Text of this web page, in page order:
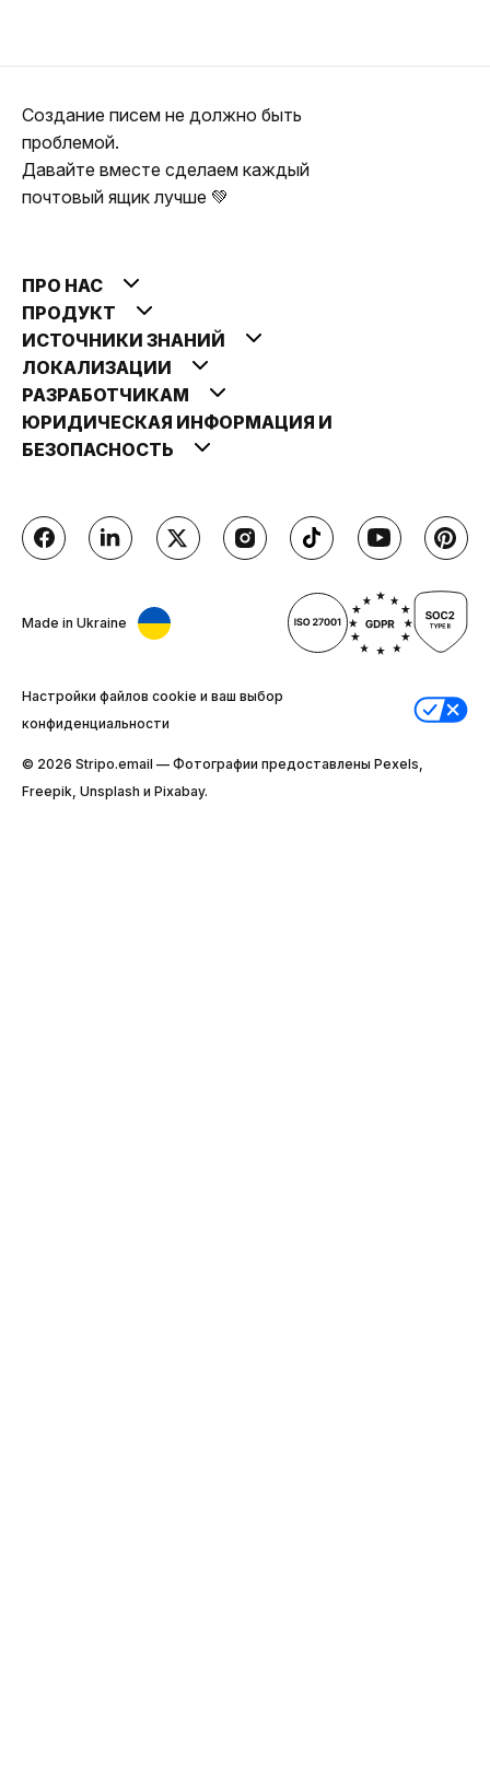
Создание писем не должно быть
проблемой.
Давайте вместе сделаем каждый
почтовый ящик лучше 💚
ПРО НАС
ПРОДУКТ
ИСТОЧНИКИ ЗНАНИЙ
ЛОКАЛИЗАЦИИ
РАЗРАБОТЧИКАМ
ЮРИДИЧЕСКАЯ ИНФОРМАЦИЯ И
БЕЗОПАСНОСТЬ
Made in Ukraine
Настройки файлов cookie и ваш выбор
конфиденциальности
© 2026 Stripо.email — Фотографии предоставлены Pexels,
Freepik, Unsplash и Pixabay.